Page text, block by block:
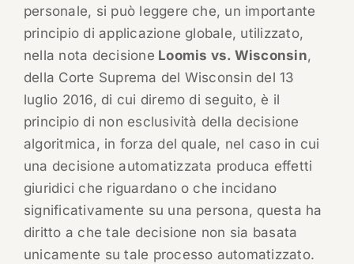
personale, si può leggere che, un importante
principio di applicazione globale, utilizzato,
nella nota decisione Loomis vs. Wisconsin,
della Corte Suprema del Wisconsin del 13
luglio 2016, di cui diremo di seguito, è il
principio di non esclusività della decisione
algoritmica, in forza del quale, nel caso in cui
una decisione automatizzata produca effetti
giuridici che riguardano o che incidano
significativamente su una persona, questa ha
diritto a che tale decisione non sia basata
unicamente su tale processo automatizzato.